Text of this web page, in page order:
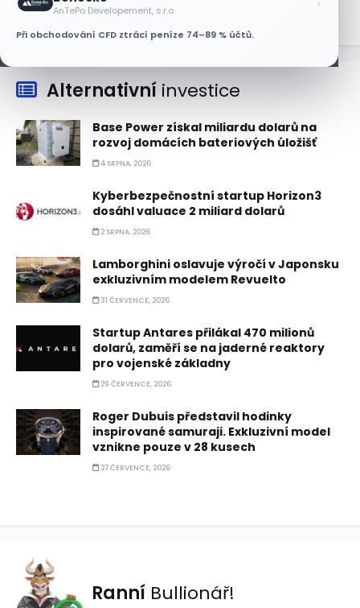
AnTePo Developement, s.r.o.
Při obchodování CFD ztrácí peníze 74–89 % účtů.
Alternativní investice
Base Power získal miliardu dolarů na
rozvoj domácích bateriových úložišť
4 SRPNA, 2026
Kyberbezpečnostní startup Horizon3
dosáhl valuace 2 miliard dolarů
2 SRPNA, 2026
Lamborghini oslavuje výročí v Japonsku
exkluzivním modelem Revuelto
31 ČERVENCE, 2026
Startup Antares přilákal 470 milionů
dolarů, zaměří se na jaderné reaktory
pro vojenské základny
29 ČERVENCE, 2026
Roger Dubuis představil hodinky
inspirované samuraji. Exkluzivní model
vznikne pouze v 28 kusech
27 ČERVENCE, 2026
Ranní Bullionář!